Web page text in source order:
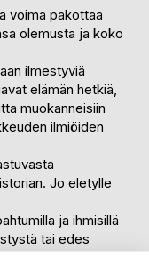
voima pakottaa
olemusta ja koko
ilmestyviä
elämän hetkiä,
muokanneisiin
ilmiöiden
Jo eletylle
ja ihmisillä
tai edes